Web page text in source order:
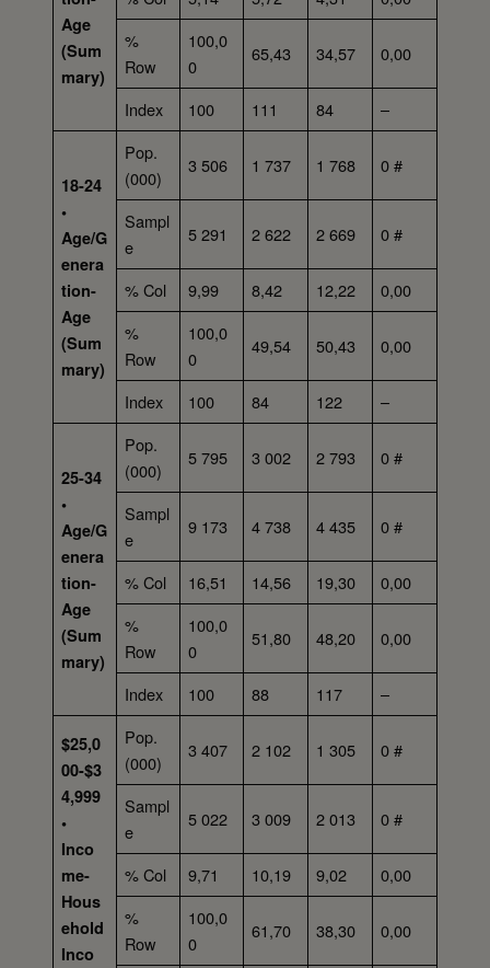
Age
(Sum
mary)
%
Row
100,0
0
65,43 34,57 0,00
Index 100 111 84 –
18-24
•
Age/G
enera
tion-
Age
(Sum
mary)
Pop.
(000)
3 506 1 737 1 768 0 #
Sampl
e
5 291 2 622 2 669 0 #
% Col 9,99 8,42 12,22
0,00
%
Row
100,0
0
49,54 50,43 0,00
Index 100 84 122 –
25-34
•
Age/G
enera
tion-
Age
(Sum
mary)
Pop.
(000)
5 795 3 002 2 793 0 #
Sampl
e
9 173 4 738 4 435 0 #
% Col 16,51 14,56 19,30
0,00
%
Row
100,0
0
51,80 48,20 0,00
Index 100 88 117 –
$25,0
00-$3
4,999
•
Inco
me-
Hous
ehold
Inco
Pop.
(000)
3 407 2 102 1 305 0 #
Sampl
e
5 022 3 009 2 013 0 #
% Col 9,71 10,19 9,02
0,00
%
Row
100,0
0
61,70 38,30 0,00